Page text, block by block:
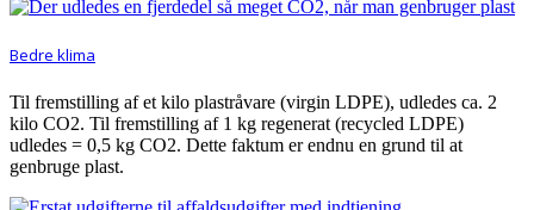
Bedre klima
Til fremstilling af et kilo plastråvare (virgin LDPE), udledes ca. 2
kilo CO2. Til fremstilling af 1 kg regenerat (recycled LDPE)
udledes = 0,5 kg CO2. Dette faktum er endnu en grund til at
genbruge plast.